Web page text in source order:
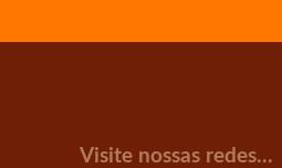
Visite nossas redes...